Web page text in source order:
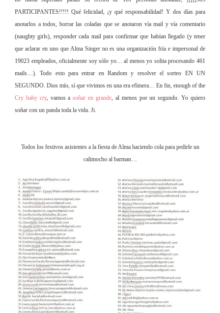
PARTICIPANTES!!!!! Qué felicidad, ¡y qué responsabilidad! Y dos días para
anotarlos a todos, borrar las coladas que se anotaron vía mail y vía comentario
(naughty girls), responder cada mail para confirmar que habían llegado (y tener
que aclarar en uno que Alma Singer no es una organización fría e impersonal de
19023 empleados, oficialmente soy sólo yo… al menos yo solita procesando 461
mails…). Todo esto para entrar en Random y resolver el sorteo EN UN
SEGUNDO. Dios mío, sí que vivimos en una era efímera… En fin, enough of the
Cry baby cry, vamos asoñar en grande, al menos por un segundo. Yo quiero
soñar con un panda toda la vida. Ji.
Todos los festivos asistentes a la fiesta de Alma haciendo cola para pedirle un
calimocho al barman…